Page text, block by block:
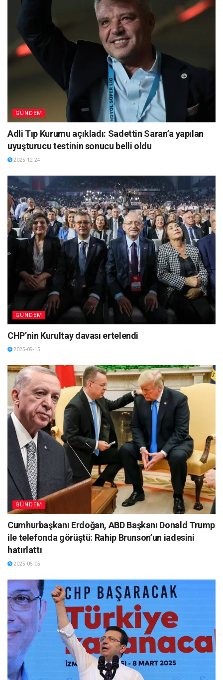
GÜNDEM
Adli Tıp Kurumu açıkladı: Sadettin Saran’a yapılan
uyuşturucu testinin sonucu belli oldu
2025-12-24
GÜNDEM
CHP’nin Kurultay davası ertelendi
2025-09-15
GÜNDEM
Cumhurbaşkanı Erdoğan, ABD Başkanı Donald Trump
ile telefonda görüştü: Rahip Brunson’un iadesini
hatırlattı
2025-05-05